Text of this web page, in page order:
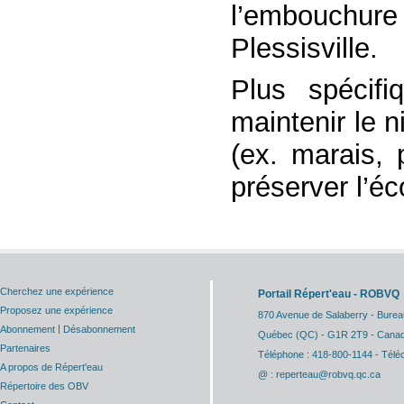
Plessisville.
Plus
maintenir le
(ex. marais,
préserver
Cherchez une expérience
Proposez une expérience
Abonnement | Désabonnement
Partenaires
A propos de Répert'eau
Répertoire des OBV
Portail Répert'eau - ROBVQ
870 Avenue de Salaberry -
Québec (QC) - G1R 2T9 -
Téléphone : 418-800-1144 -
@ : reperteau@robvq.qc.ca